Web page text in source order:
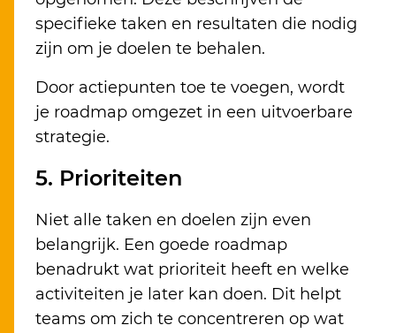
specifieke taken en resultaten die nodig
zijn om je doelen te behalen.
Door actiepunten toe te voegen, wordt
je roadmap omgezet in een uitvoerbare
strategie.
5. Prioriteiten
Niet alle taken en doelen zijn even
belangrijk. Een goede roadmap
benadrukt wat prioriteit heeft en welke
activiteiten je later kan doen. Dit helpt
teams om zich te concentreren op wat